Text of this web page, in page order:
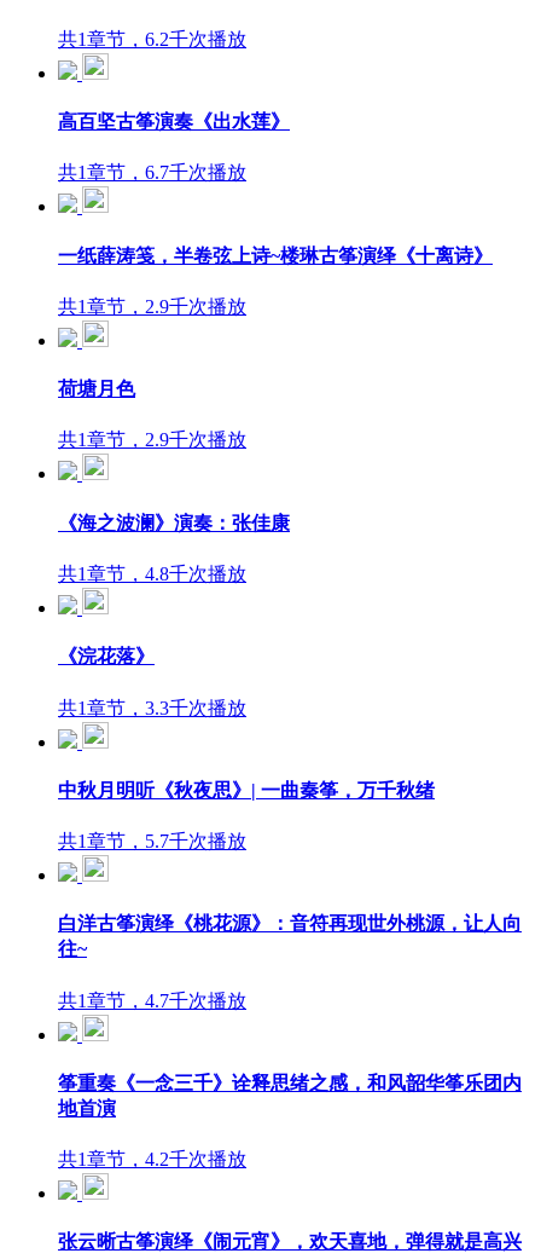
共1章节，6.2千次播放
高百坚古筝演奏《出水莲》
共1章节，6.7千次播放
一纸薛涛笺，半卷弦上诗~楼琳古筝演绎《十离诗》
共1章节，2.9千次播放
荷塘月色
共1章节，2.9千次播放
《海之波澜》演奏：张佳康
共1章节，4.8千次播放
《浣花落》
共1章节，3.3千次播放
中秋月明听《秋夜思》| 一曲秦筝，万千秋绪
共1章节，5.7千次播放
白洋古筝演绎《桃花源》：音符再现世外桃源，让人向
往~
共1章节，4.7千次播放
筝重奏《一念三千》诠释思绪之感，和风韶华筝乐团内
地首演
共1章节，4.2千次播放
张云晰古筝演绎《闹元宵》，欢天喜地，弹得就是高兴